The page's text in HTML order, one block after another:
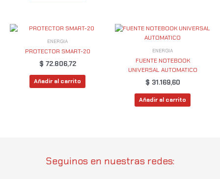
ENERGIA
PROTECTOR SMART-20
$ 72.806,72
Añadir al carrito
ENERGIA
FUENTE NOTEBOOK
UNIVERSAL AUTOMATICO
$ 31.169,60
Añadir al carrito
Seguinos en nuestras redes: